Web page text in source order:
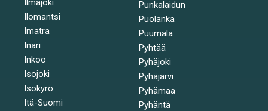
Ilmajoki
Ilomantsi
Imatra
Inari
Inkoo
Isojoki
Isokyrö
Itä-Suomi
Punkalaidun
Puolanka
Puumala
Pyhtää
Pyhäjoki
Pyhäjärvi
Pyhämaa
Pyhäntä